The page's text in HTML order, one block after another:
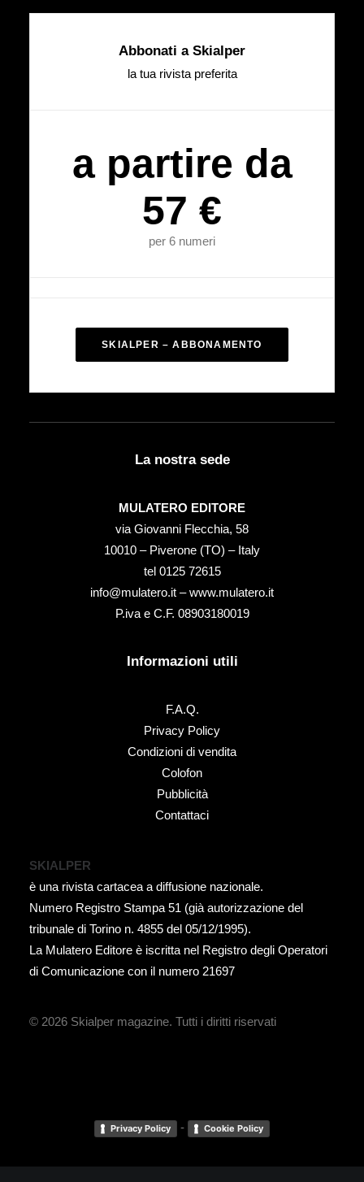
Abbonati a Skialper
la tua rivista preferita
a partire da
57 €
per 6 numeri
SKIALPER – ABBONAMENTO
La nostra sede
MULATERO EDITORE
via Giovanni Flecchia, 58
10010 – Piverone (TO) – Italy
tel ‭0125 72615‬
info@mulatero.it –www.mulatero.it
P.iva e C.F. 08903180019
Informazioni utili
F.A.Q.
Privacy Policy
Condizioni di vendita
Colofon
Pubblicità
Contattaci
SKIALPER
è una rivista cartacea a diffusione nazionale.
Numero Registro Stampa 51 (già autorizzazione del
tribunale di Torino n. 4855 del 05/12/1995).
La Mulatero Editore è iscritta nel Registro degli Operatori
di Comunicazione con il numero 21697
© 2026 Skialper magazine. Tutti i diritti riservati
Privacy Policy - Cookie Policy